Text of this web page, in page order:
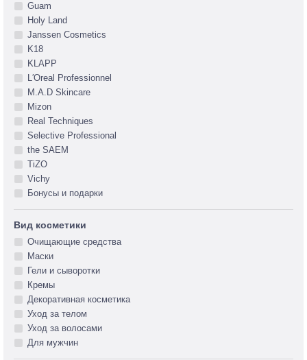
Guam
Holy Land
Janssen Cosmetics
K18
KLAPP
L′Oreal Professionnel
M.A.D Skincare
Mizon
Real Techniques
Selective Professional
the SAEM
TiZO
Vichy
Бонусы и подарки
Вид косметики
Очищающие средства
Маски
Гели и сыворотки
Кремы
Декоративная косметика
Уход за телом
Уход за волосами
Для мужчин